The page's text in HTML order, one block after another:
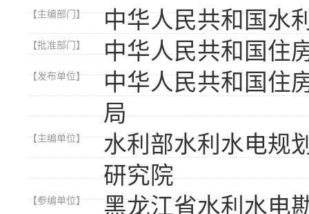
【主编部门】 中华人民共和国水
【批准部门】 中华人民共和国住
【发布单位】
中华人民共和国住
局
【主编单位】
水利部水利水电规
研究院
【参编单位】
黑龙江省水利水电